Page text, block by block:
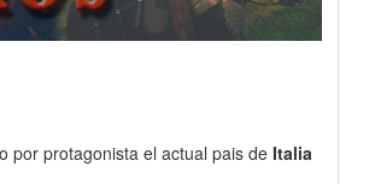
por protagonista el actual pais de Italia